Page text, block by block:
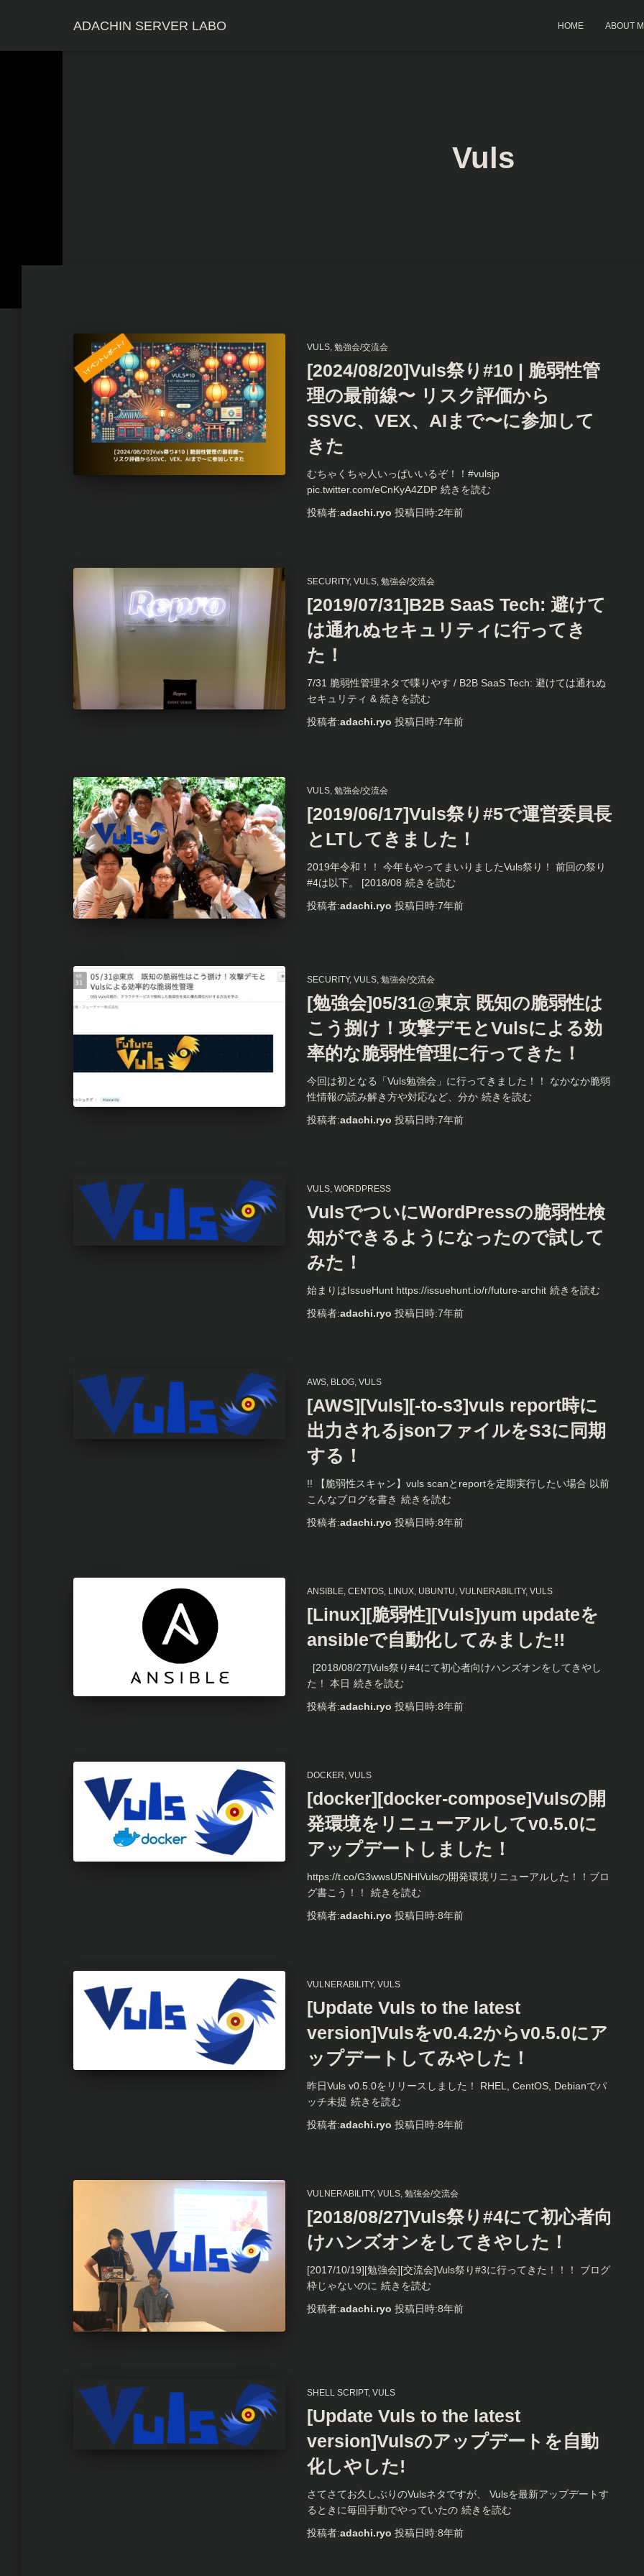
ADACHIN SERVER LABO HOME ABOUT
Vuls
VULS 勉強会/交流会
[2024/08/20]Vuls祭り#10 | 脆弱性管
理の最前線〜 リスク評価から
SSVC、VEX、AIまで〜に参加して
きた
むちゃくちゃ人いっぱいいるぞ！！#vulsjp
pic.twitter.com/eCnKyA4ZDP 続きを読む
投稿者:adachi.ryo 投稿日時:2年前
SECURITY VULS 勉強会/交流会
[2019/07/31]B2B SaaS Tech: 避けて
は通れぬセキュリティに行ってき
た！
7/31 脆弱性管理ネタで喋りやす / B2B SaaS Tech: 避けては通れぬ
セキュリティ & 続きを読む
投稿者:adachi.ryo 投稿日時:7年前
VULS 勉強会/交流会
[2019/06/17]Vuls祭り#5で運営委員長
とLTしてきました！
2019年令和！！ 今年もやってまいりましたVuls祭り！ 前回の祭り
#4は以下。 [2018/08 続きを読む
投稿者:adachi.ryo 投稿日時:7年前
SECURITY VULS 勉強会/交流会
[勉強会]05/31@東京 既知の脆弱性は
こう捌け！攻撃デモとVulsによる効
率的な脆弱性管理に行ってきた！
今回は初となる「Vuls勉強会」に行ってきました！！ なかなか脆弱
性情報の読み解き方や対応など、分か 続きを読む
投稿者:adachi.ryo 投稿日時:7年前
VULS WORDPRESS
VulsでついにWordPressの脆弱性検
知ができるようになったので試して
みた！
始まりはIssueHunt https://issuehunt.io/r/future-archit 続きを読む
投稿者:adachi.ryo 投稿日時:7年前
AWS BLOG VULS
[AWS][Vuls][-to-s3]vuls report時に
出力されるjsonファイルをS3に同期
する！
!! 【脆弱性スキャン】vuls scanとreportを定期実行したい場合 以前
こんなブログを書き 続きを読む
投稿者:adachi.ryo 投稿日時:8年前
ANSIBLE CENTOS LINUX UBUNTU VULNERABILITY VULS
[Linux][脆弱性][Vuls]yum updateを
ansibleで自動化してみました!!
[2018/08/27]Vuls祭り#4にて初心者向けハンズオンをしてきやし
た！ 本日 続きを読む
投稿者:adachi.ryo 投稿日時:8年前
DOCKER VULS
[docker][docker-compose]Vulsの開
発環境をリニューアルしてv0.5.0に
アップデートしました！
https://t.co/G3wwsU5NHlVulsの開発環境リニューアルした！！ブロ
グ書こう！！
続きを読む
投稿者:adachi.ryo 投稿日時:8年前
VULNERABILITY VULS
[Update Vuls to the latest
version]Vulsをv0.4.2からv0.5.0にア
ップデートしてみやした！
昨日Vuls v0.5.0をリリースしました！ RHEL, CentOS, Debianでパ
ッチ未提 続きを読む
投稿者:adachi.ryo 投稿日時:8年前
VULNERABILITY VULS 勉強会/交流会
[2018/08/27]Vuls祭り#4にて初心者向
けハンズオンをしてきやした！
[2017/10/19][勉強会][交流会]Vuls祭り#3に行ってきた！！！ ブログ
枠じゃないのに 続きを読む
投稿者:adachi.ryo 投稿日時:8年前
SHELL SCRIPT VULS
[Update Vuls to the latest
version]Vulsのアップデートを自動
化しやした!
さてさてお久しぶりのVulsネタですが、 Vulsを最新アップデートす
るときに毎回手動でやっていたの 続きを読む
投稿者:adachi.ryo 投稿日時:8年前